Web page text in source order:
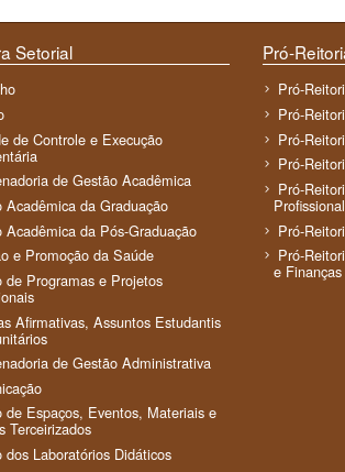
Setorial
de Controle e Execução
de Gestão Acadêmica
Acadêmica da Graduação
Acadêmica da Pós-Graduação
e Promoção da Saúde
de Programas e Projetos
Afirmativas, Assuntos Estudantis
de Gestão Administrativa
de Espaços, Eventos, Materiais e
Terceirizados
dos Laboratórios Didáticos
Pró-
Pró-
Pró-
Pró-
Pró-
Pró-
Profissional
Pró-
Pró-
e Finanças